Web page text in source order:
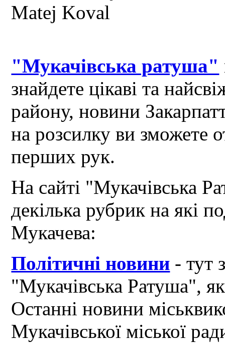
"Мукачівська ратуша"
знайдете цікаві та
району, новини
на розсилку ви зможете
перших рук.
На сайті "Мукачівська
декілька рубрик на які
Мукачева:
Політичні новини - тут
"Мукачівська Ратуша",
Останні новини
Мукачівської міської